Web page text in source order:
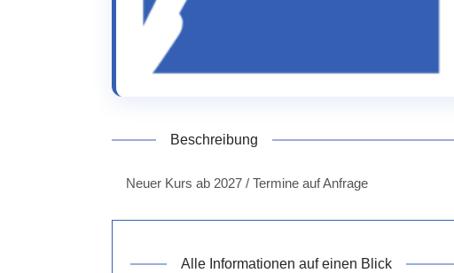
Beschreibung
Neuer Kurs ab 2027 / Termine auf Anfrage
Alle Informationen auf einen Blick